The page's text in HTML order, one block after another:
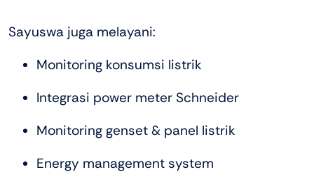
Sayuswa juga melayani:
Monitoring konsumsi listrik
Integrasi power meter Schneider
Monitoring genset & panel listrik
Energy management system